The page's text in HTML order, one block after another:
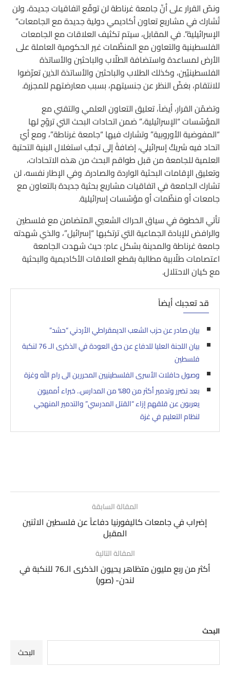
ونصّ القرار على أنّ جامعة غرناطة لن توقّع اتفاقيات جديدة، ولن
تُشارك في مشاريع تعاون أكاديمي دولية جديدة مع الجامعات”
الإسرائيلية”. في المقابل، سيتم تكثيف العلاقات مع الجامعات
الفلسطينية والتعاون مع المنظّمات غير الحكومية العاملة على
الأرض لمساعدة واستضافة الطلّاب والباحثين والأساتذة
الفلسطينيّين، وكذلك الطلاب والباحثين والأساتذة الذين تعرّضوا
للانتقام، بغضّ النظر عن جنسيتهم، بسبب معارضتهم للمجزرة.
وتضمّن القرار، أيضاً، تعليق التعاون العلمي والتقني مع
المؤسّسات “الإسرائيلية،” ضمن اتحادات البحث التي تروّج لها
“المفوضية الأوروبية” وتشارك فيها “جامعة غرناطة”، ومع أيّ
اتحاد فيه شريكٌ إسرائيلي، إضافةً إلى تجنُّب استغلال البنية التحتية
العلمية للجامعة من قبل طواقم البحث من هذه الاتحادات،
وتعليق الإقامات البحثية الواردة والصادرة. وفي الإطار نفسه، لن
تشارك الجامعة في اتفاقيات مشاريع بحثية جديدة بالتعاون مع
جامعات أو منظّمات أو مؤسّسات إسرائيلية.
تأتي الخطوة في سياق الحراك الشعبي المتضامن مع فلسطين
والرافض للإبادة الجماعية التي ترتكبها “إسرائيل”، والذي شهدته
جامعة غرناطة والمدينة بشكل عام؛ حيث شهدت الجامعة
اعتصامات طلّابية مطالبة بقطع العلاقات الأكاديمية والبحثية
مع كيان الاحتلال.
قد تعجبك أيضاً
بيان صادر عن حزب الشعب الديمقراطي الأردني “حشد”
بيان اللجنة العليا للدفاع عن حق العودة في الذكرى الـ 76 لنكبة
فلسطين
وصول حافلات الأسرى الفلسطينيين المحررين الى رام الله وغزة
بعد تضرر وتدمير أكثر من 80% من المدارس.. خبراء أمميون
يعربون عن قلقهم إزاء “القتل المدرسي” والتدمير المنهجي
لنظام التعليم في غزة
المقالة السابقة
إضراب في جامعات كاليفورنيا دفاعاً عن فلسطين الاثنين
المقبل
المقالة التالية
أكثر من ربع مليون متظاهر يحيون الذكرى الـ76 للنكبة في
لندن- (صور)
البحث
البحث